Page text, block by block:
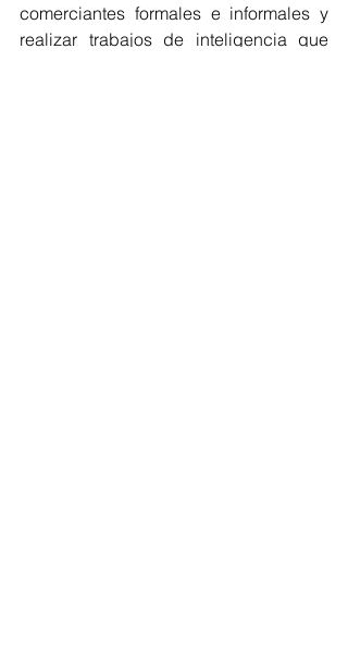
comerciantes formales e informales y
realizar trabajos de inteligencia que